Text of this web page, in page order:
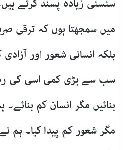
سنسنی زیادہ پسند کرتے
میں سمجھتا ہوں کہ ترقی
بلکہ انسانی شعور اور آزادی
سب سے بڑی کمی اسی کی
بنائیں مگر انسان کم
مگر شعور کم پیدا کیا۔ ہم